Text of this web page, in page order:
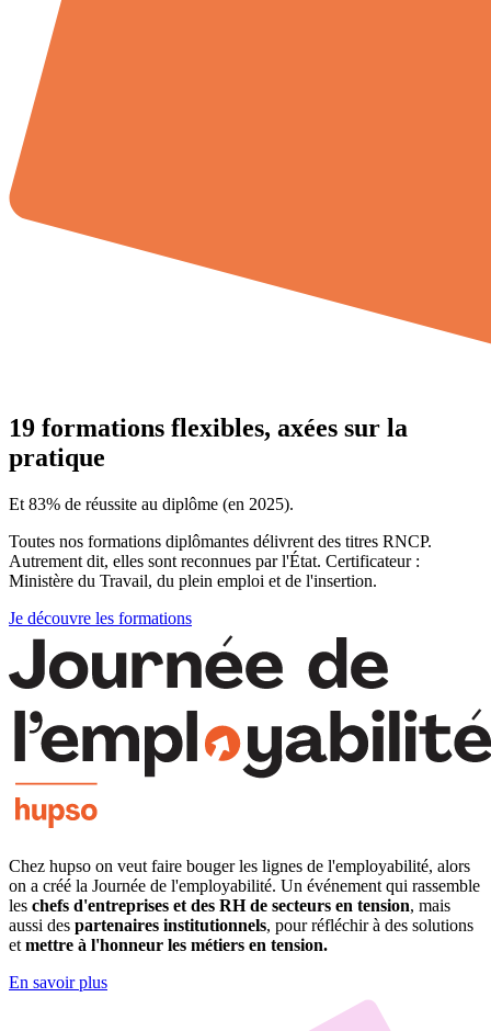
19 formations flexibles, axées sur la
pratique
Et 83% de réussite au diplôme (en 2025).
Toutes nos formations diplômantes délivrent des titres RNCP.
Autrement dit, elles sont reconnues par l'État. Certificateur :
Ministère du Travail, du plein emploi et de l'insertion.
Je découvre les formations
Chez hupso on veut faire bouger les lignes de l'employabilité, alors
on a créé la Journée de l'employabilité. Un événement qui rassemble
les chefs d'entreprises et des RH de secteurs en tension, mais
aussi des partenaires institutionnels, pour réfléchir à des solutions
et mettre à l'honneur les métiers en tension.
En savoir plus